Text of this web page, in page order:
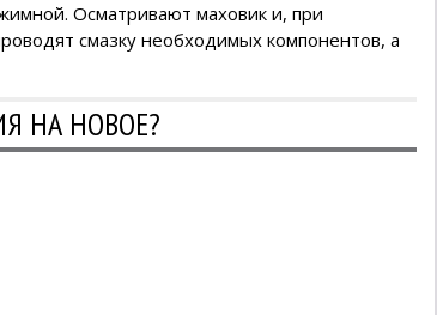
Осматривают маховик и, при
смазку необходимых компонентов, а
НА НОВОЕ?